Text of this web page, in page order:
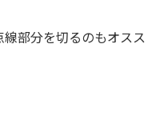
部分を切るのもオスス